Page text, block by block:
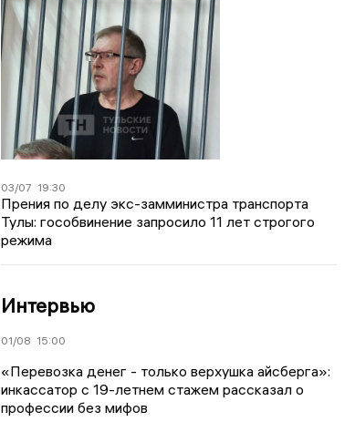
03/07 19:30
Прения по делу экс-замминистра транспорта
Тулы: гособвинение запросило 11 лет строгого
режима
Интервью
01/08 15:00
«Перевозка денег - только верхушка айсберга»:
инкассатор с 19-летнем стажем рассказал о
профессии без мифов